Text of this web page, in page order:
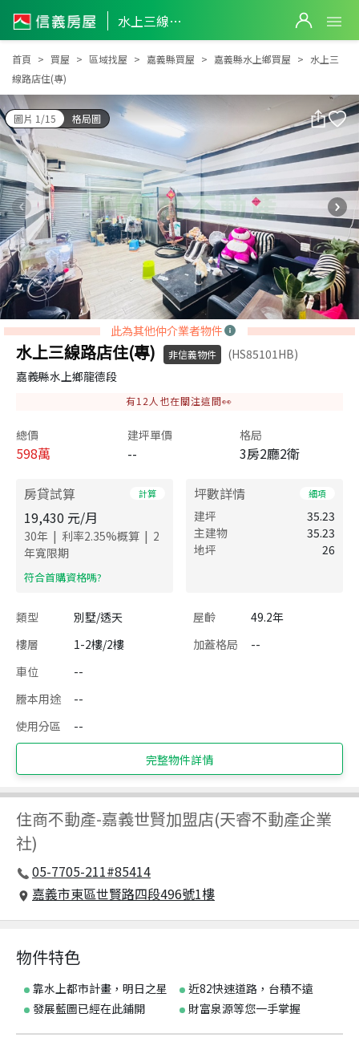
水上三線路店住(專)
水上三線路店住(專)
首頁 買屋 區域找屋 嘉義縣買屋 嘉義縣水上鄉買屋
水上三
線路店住(專)
圖片 1/15 格局圖
此為其他仲介業者物件
水上三線路店住(專) 非信義物件
(HS85101HB)
嘉義縣水上鄉龍德段
有12 人也在關注這間👀
總價
598萬
建坪單價
--
格局
3房2廳2衛
房貸試算 計算
19,430 元/月
30年 | 利率2.35%概算 | 2
年寬限期
​符合首購資格嗎?
坪數詳情 細項
建坪
35.23
主建物
35.23
地坪
26
類型 別墅/透天 屋齡
49.2年
樓層
1-2樓/2樓 加蓋格局
--
車位
--
謄本用途
--
使用分區
--
完整物件詳情
住商不動產-嘉義世賢加盟店(天睿不動產企業
社)
05-7705-211#85414
嘉義市東區世賢路四段496號1樓
物件特色
靠水上都市計畫，明日之星
近82快速道路，台積不遠
發展藍圖已經在此鋪開
財富泉源等您一手掌握